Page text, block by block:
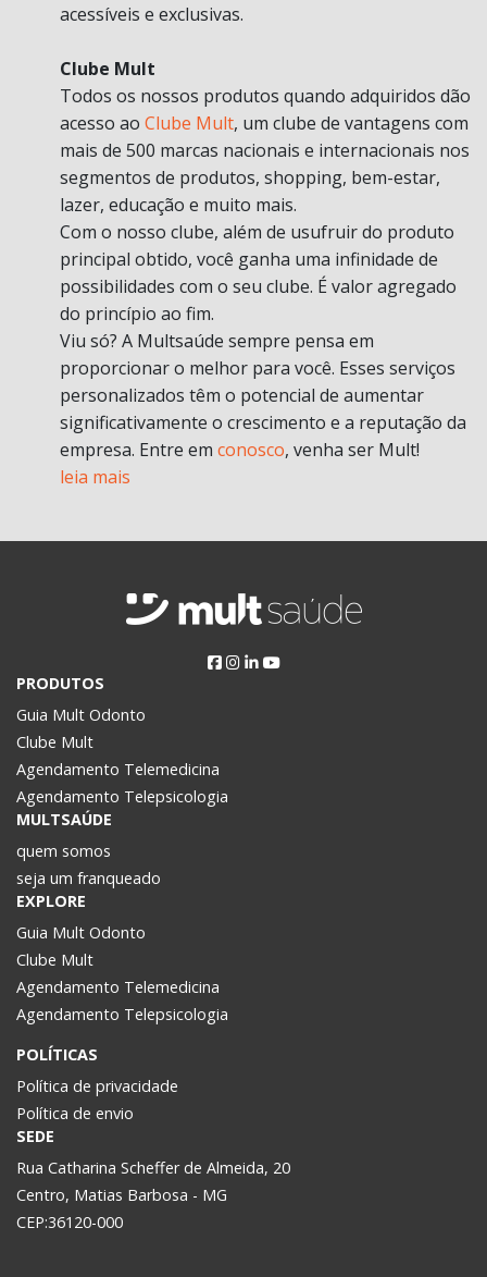
acessíveis e exclusivas.
Clube Mult
Todos os nossos produtos quando adquiridos dão
acesso ao Clube Mult, um clube de vantagens com
mais de 500 marcas nacionais e internacionais nos
segmentos de produtos, shopping, bem-estar,
lazer, educação e muito mais.
Com o nosso clube, além de usufruir do produto
principal obtido, você ganha uma infinidade de
possibilidades com o seu clube. É valor agregado
do princípio ao fim.
Viu só? A Multsaúde sempre pensa em
proporcionar o melhor para você. Esses serviços
personalizados têm o potencial de aumentar
significativamente o crescimento e a reputação da
empresa. Entre em conosco, venha ser Mult!
leia mais
PRODUTOS
Guia Mult Odonto
Clube Mult
Agendamento Telemedicina
Agendamento Telepsicologia
MULTSAÚDE
quem somos
seja um franqueado
EXPLORE
Guia Mult Odonto
Clube Mult
Agendamento Telemedicina
Agendamento Telepsicologia
POLÍTICAS
Política de privacidade
Política de envio
SEDE
Rua Catharina Scheffer de Almeida, 20
Centro, Matias Barbosa - MG
CEP:36120-000